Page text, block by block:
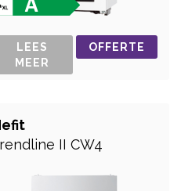
LEES
MEER
OFFERTE
II CW4